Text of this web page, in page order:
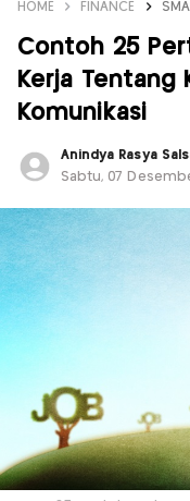
HOME FINANCE
Contoh 25
Kerja Tentang
Komunikasi
Anindya Rasya
Sabtu, 07